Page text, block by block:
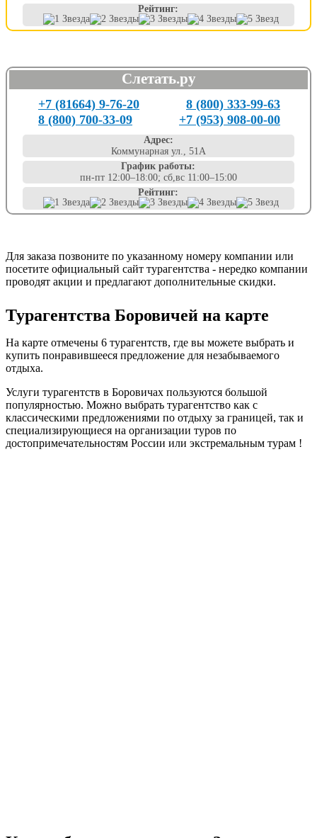
Рейтинг:
Слетать.ру
+7 (81664) 9-76-20
8 (800) 333-99-63
8 (800) 700-33-09
+7 (953) 908-00-00
Адрес:
Коммунарная ул., 51А
График работы:
пн-пт 12:00–18:00; сб,вс 11:00–15:00
Рейтинг:
Для заказа позвоните по указанному номеру компании или
посетите официальный сайт турагентства - нередко компании
проводят акции и предлагают дополнительные скидки.
Турагентства Боровичей на карте
На карте отмечены 6 турагентств, где вы можете выбрать и
купить понравившееся предложение для незабываемого
отдыха.
Услуги турагентств в Боровичах пользуются большой
популярностью. Можно выбрать турагентство как с
классическими предложениями по отдыху за границей, так и
специализирующиеся на организации туров по
достопримечательностям России или экстремальным турам !